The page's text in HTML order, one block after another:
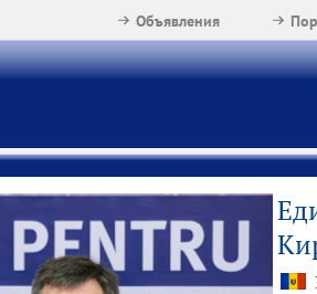
Объявления